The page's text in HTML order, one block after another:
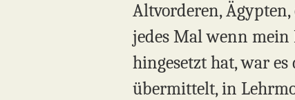
Altvorderen,
jedes Mal wenn mein
hingesetzt hat, war
übermittelt, in